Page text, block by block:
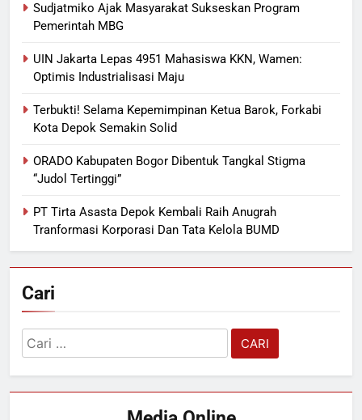
Sudjatmiko Ajak Masyarakat Sukseskan Program
Pemerintah MBG
UIN Jakarta Lepas 4951 Mahasiswa KKN, Wamen:
Optimis Industrialisasi Maju
Terbukti! Selama Kepemimpinan Ketua Barok, Forkabi
Kota Depok Semakin Solid
ORADO Kabupaten Bogor Dibentuk Tangkal Stigma
“Judol Tertinggi”
PT Tirta Asasta Depok Kembali Raih Anugrah
Tranformasi Korporasi Dan Tata Kelola BUMD
Cari
Cari
untuk: